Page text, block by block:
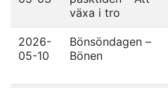
växa i tro
2026-
05-10
Bönsöndagen –
Bönen